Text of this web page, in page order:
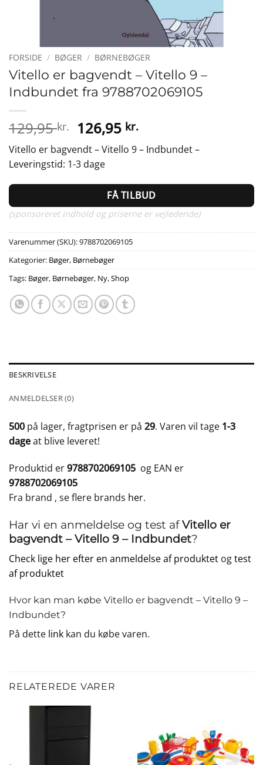
FORSIDE / BØGER / BØRNEBØGER
Vitello er bagvendt – Vitello 9 –
Indbundet fra 9788702069105
129,95kr. Den
oprindelige
pris
var:
129,95 kr..
126,95 kr.Den
aktuelle
pris
126,95 kr..
Vitello er bagvendt – Vitello 9 – Indbundet –
Leveringstid: 1-3 dage
FÅ TILBUD
(sponsoreret indhold og priserne er vejledende)
Varenummer (SKU):9788702069105
Kategorier: Bøger, Børnebøger
Tags: Bøger, Børnebøger, Ny,Shop
BESKRIVELSE
ANMELDELSER (0)
500 på lager, fragtprisen er på 29. Varen vil tage 1-3
dageat blive leveret!
Produktid er9788702069105 og EAN er
9788702069105
Fra brand , se flere brands her.
Har vi en anmeldelse og test afVitello er
bagvendt – Vitello 9 – Indbundet?
Check lige her efter en anmeldelse af produktet ogtest
af produktet
Hvor kan man købe Vitello er bagvendt – Vitello 9 –
Indbundet?
På dette link kan du købe varen.
RELATEREDE VARER